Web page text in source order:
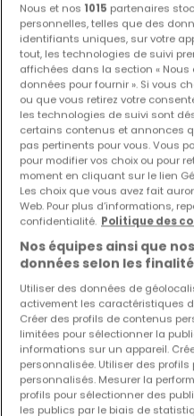
Les nouvelles
avant
Activez une alerte sur
nouveaux biens ainsi que
votre
Créez
Commerces en
Commerces à louer à
Commerces à louer à
Commerces à louer à
Commerces à louer à
Commerces à louer à
Nous et nos 1015 partenaires
personnelles, telles que des
identifiants uniques, sur votre
tout, les technologies de suivi
affichées dans la section «
données pour fournir ». Si vous
ou que vous retirez votre
les technologies de suivi sont
certains contenus et annonces
pas pertinents pour vous. Vous
pour modifier vos choix ou pour
moment en cliquant sur le lien
Les choix que vous avez fait
Web. Pour plus d’informations,
confidentialité. Politique des
Nos équipes ainsi que
données selon les
Utiliser des données de
activement les caractéristiques
Créer des profils de contenus
limitées pour sélectionner la
informations sur un appareil.
personnalisée. Utiliser des
personnalisés. Mesurer la
profils pour sélectionner des
les publics par le biais de